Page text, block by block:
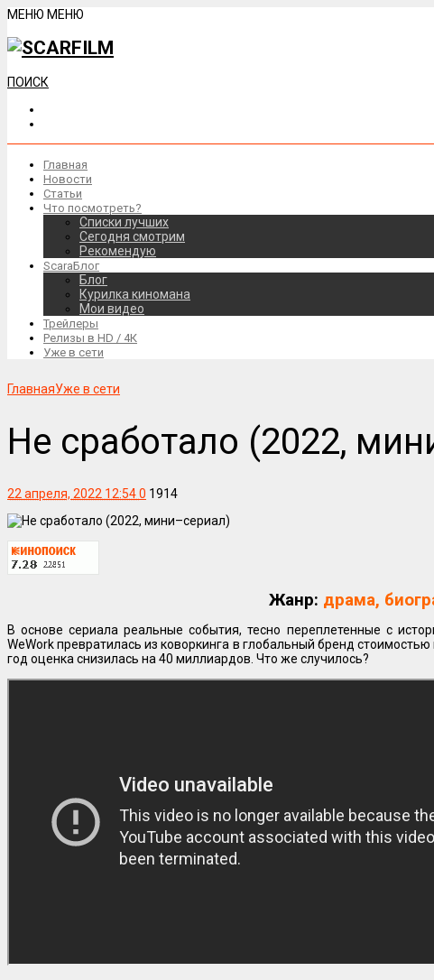
МЕНЮ МЕНЮ
ПОИСК
Главная
Новости
Статьи
Что посмотреть?
Списки лучших
Сегодня смотрим
Рекомендую
ScaraБлог
Блог
Курилка киномана
Мои видео
Трейлеры
Релизы в HD / 4К
Уже в сети
ГлавнаяУже в сети
Не сработало (2022,
22 апреля, 2022 12:540 1914
Жанр: драма,
В основе сериала реальные события, тесно переплетенные с
WeWork превратилась из коворкинга в глобальный бренд
год оценка снизилась на 40 миллиардов. Что же случилось?